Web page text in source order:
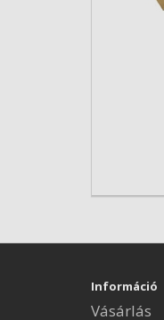
Információ
Vásárlás